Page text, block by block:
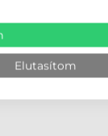
Elutasítom